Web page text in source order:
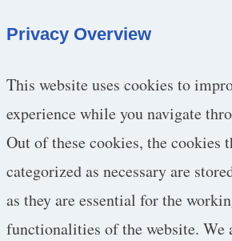
Privacy Overview
This website uses cookies to
experience while you navigate
Out of these cookies, the cookies
categorized as necessary are
as they are essential for the
functionalities of the website. We